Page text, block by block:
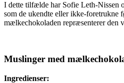
I dette tilfælde har Sofie Leth-Nissen
som de ukendte eller ikke-foretrukne
mælkechokoladen repræsenterer den
Muslinger med
Ingredienser: